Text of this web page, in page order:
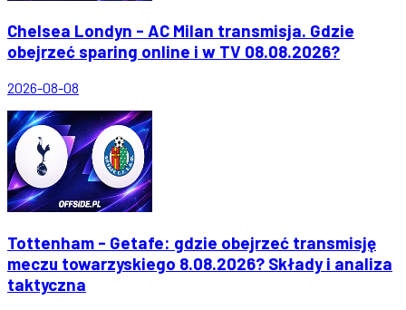
Chelsea Londyn - AC Milan transmisja. Gdzie
obejrzeć sparing online i w TV 08.08.2026?
2026-08-08
Tottenham - Getafe: gdzie obejrzeć transmisję
meczu towarzyskiego 8.08.2026? Składy i analiza
taktyczna